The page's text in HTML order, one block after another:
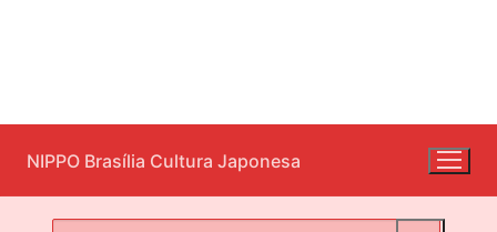
para
o
conteúdo
NIPPO Brasília Cultura Japonesa